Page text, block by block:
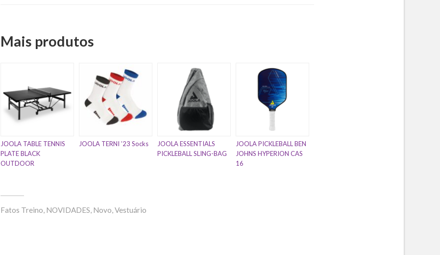
Mais produtos
JOOLA TABLE TENNIS
PLATE BLACK
OUTDOOR
JOOLA TERNI ’23 Socks
JOOLA ESSENTIALS
PICKLEBALL SLING-BAG
JOOLA PICKLEBALL BEN
JOHNS HYPERION CAS
16
Fatos Treino, NOVIDADES, Novo,Vestuário